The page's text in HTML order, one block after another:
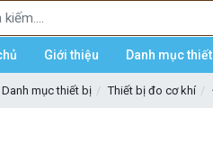
Giới thiệu Danh mục
Danh mục thiết bị Thiết bị đo cơ khí